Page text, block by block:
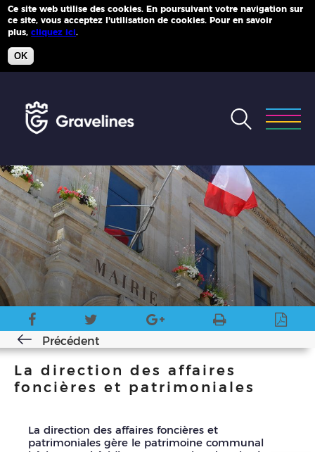
Ce site web utilise des cookies. En poursuivant votre navigation sur
ce site, vous acceptez l'utilisation de cookies. Pour en savoir
plus,cliquez ici.
OK
Précédent
La direction des affaires
foncières et patrimoniales
La direction des affaires foncières et
patrimoniales gère le patrimoine communal